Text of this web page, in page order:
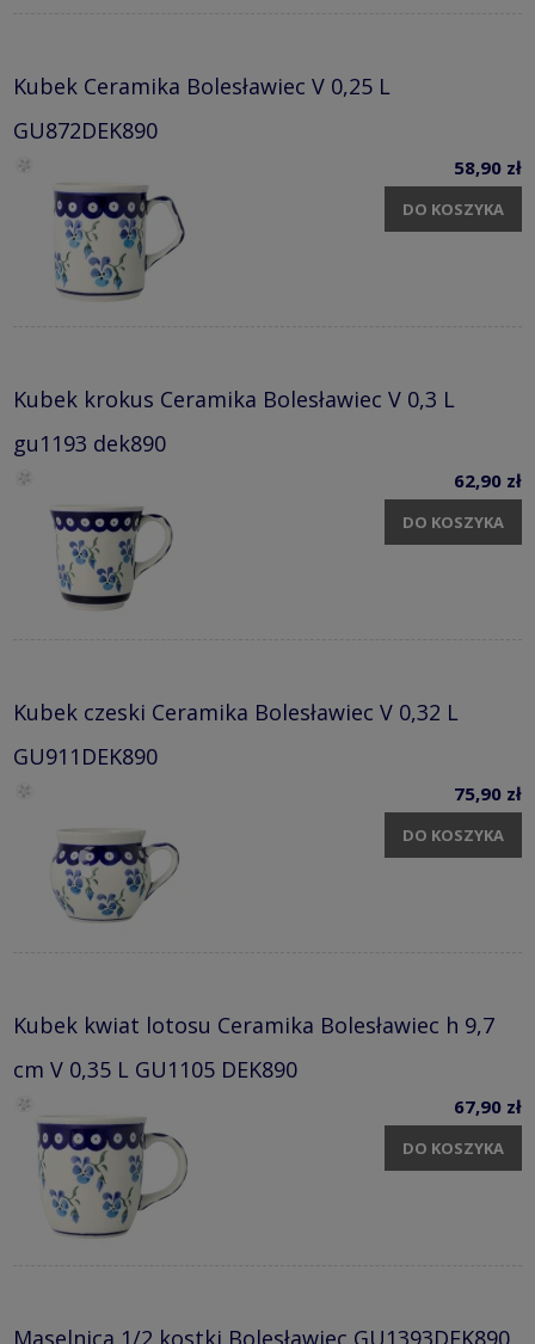
Kubek Ceramika Bolesławiec V 0,25 L
GU872DEK890
58,90 zł
DO KOSZYKA
Kubek krokus Ceramika Bolesławiec V 0,3 L
gu1193 dek890
62,90 zł
DO KOSZYKA
Kubek czeski Ceramika Bolesławiec V 0,32 L
GU911DEK890
75,90 zł
DO KOSZYKA
Kubek kwiat lotosu Ceramika Bolesławiec h 9,7
cm V 0,35 L GU1105 DEK890
67,90 zł
DO KOSZYKA
Maselnica 1/2 kostki Bolesławiec GU1393DEK890